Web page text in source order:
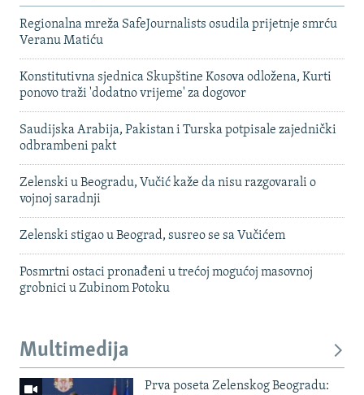
Regionalna mreža SafeJournalists osudila prijetnje smrću
Veranu Matiću
Konstitutivna sjednica Skupštine Kosova odložena, Kurti
ponovo traži 'dodatno vrijeme' za dogovor
Saudijska Arabija, Pakistan i Turska potpisale zajednički
odbrambeni pakt
Zelenski u Beogradu, Vučić kaže da nisu razgovarali o
vojnoj saradnji
Zelenski stigao u Beograd, susreo se sa Vučićem
Posmrtni ostaci pronađeni u trećoj mogućoj masovnoj
grobnici u Zubinom Potoku
Multimedija
Prva poseta Zelenskog Beogradu: